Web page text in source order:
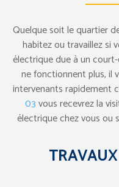
Quelque soit le quartier
habitez ou travaillez si
électrique due à un
ne fonctionnent plus, il
intervenants rapidement
03vous recevrez la
électrique chez vous ou